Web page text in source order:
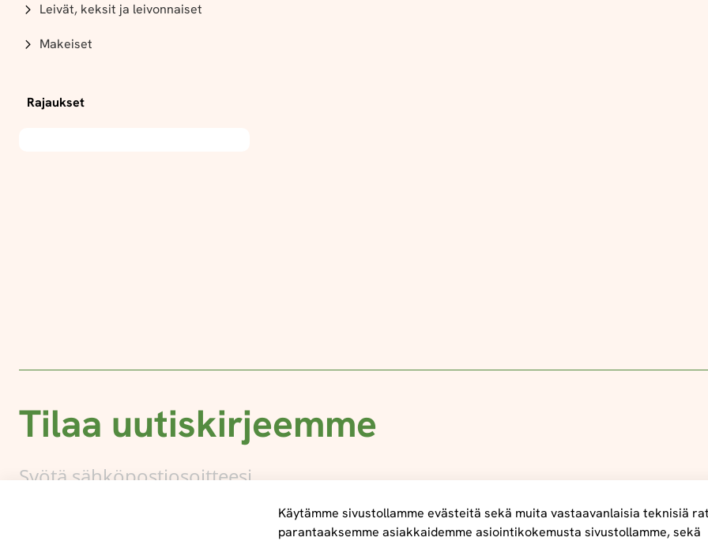
Leivät, keksit ja leivonnaiset
Makeiset
Rajaukset
Tilaa uutiskirjeemme
Käytämme sivustollamme evästeitä sekä muita vastaavanlaisia teknisiä
parantaaksemme asiakkaidemme asiointikokemusta sivustollamme, sekä